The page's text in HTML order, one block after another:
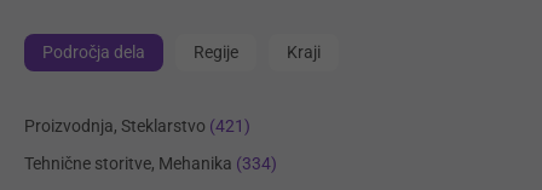
Področja dela Regije Kraji
Proizvodnja, Steklarstvo (421)
Tehnične storitve, Mehanika (334)